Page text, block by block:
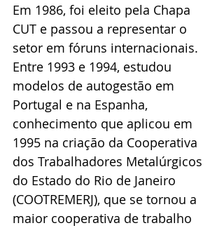
Em 1986, foi eleito pela Chapa
CUT e passou a representar o
setor em fóruns internacionais.
Entre 1993 e 1994, estudou
modelos de autogestão em
Portugal e na Espanha,
conhecimento que aplicou em
1995 na criação da Cooperativa
dos Trabalhadores Metalúrgicos
do Estado do Rio de Janeiro
(COOTREMERJ), que se tornou a
maior cooperativa de trabalho